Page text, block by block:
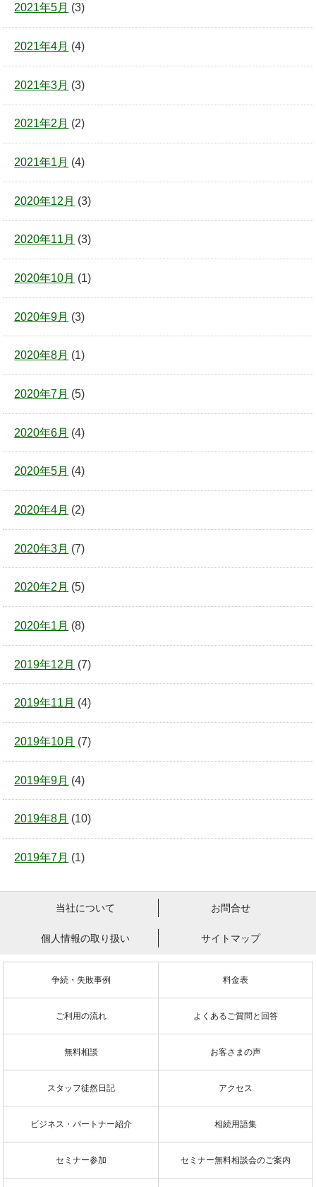
2021年5月 (3)
2021年4月 (4)
2021年3月 (3)
2021年2月 (2)
2021年1月 (4)
2020年12月 (3)
2020年11月 (3)
2020年10月 (1)
2020年9月 (3)
2020年8月 (1)
2020年7月 (5)
2020年6月 (4)
2020年5月 (4)
2020年4月 (2)
2020年3月 (7)
2020年2月 (5)
2020年1月 (8)
2019年12月 (7)
2019年11月 (4)
2019年10月 (7)
2019年9月 (4)
2019年8月 (10)
2019年7月 (1)
当社について お問合せ
個人情報の取り扱い サイトマップ
争続・失敗事例 料金表
ご利用の流れ よくあるご質問と回答
無料相談 お客さまの声
スタッフ徒然日記 アクセス
ビジネス・パートナー紹介 相続用語集
セミナー参加 セミナー無料相談会のご案内